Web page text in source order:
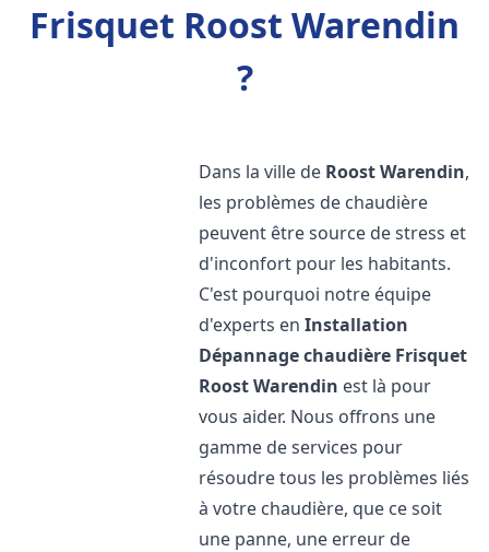
Frisquet Roost Warendin
?
Dans la ville de Roost Warendin,
les problèmes de chaudière
peuvent être source de stress et
d'inconfort pour les habitants.
C'est pourquoi notre équipe
d'experts enInstallation
Dépannage chaudière Frisquet
Roost Warendin est là pour
vous aider. Nous offrons une
gamme de services pour
résoudre tous les problèmes liés
à votre chaudière, que ce soit
une panne, une erreur de